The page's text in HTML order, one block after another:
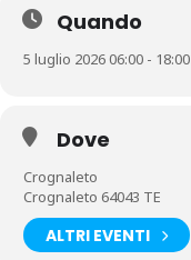
Quando
5 luglio 2026 06:00 - 18:00
Dove
Crognaleto
Crognaleto 64043 TE
ALTRI EVENTI